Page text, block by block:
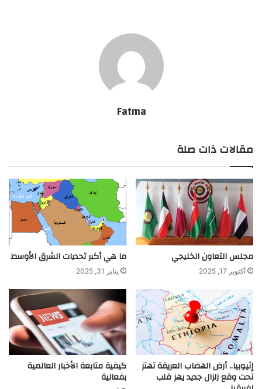
Fatma
مقالات ذات صلة
مجلس التعاون الخليجي
أكتوبر 17, 2025
ما هي أكبر تحديات الشرق الأوسط
يناير 31, 2025
إثيوبيا.. أرض الهضاب العريقة تهتز
تحت وقع زلزال جديد يهز قلب
كيفية متابعة الأخبار العالمية
بفعالية